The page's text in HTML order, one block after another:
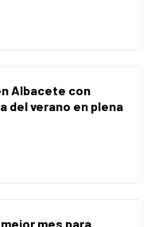
Albacete con
del verano en plena
mes para